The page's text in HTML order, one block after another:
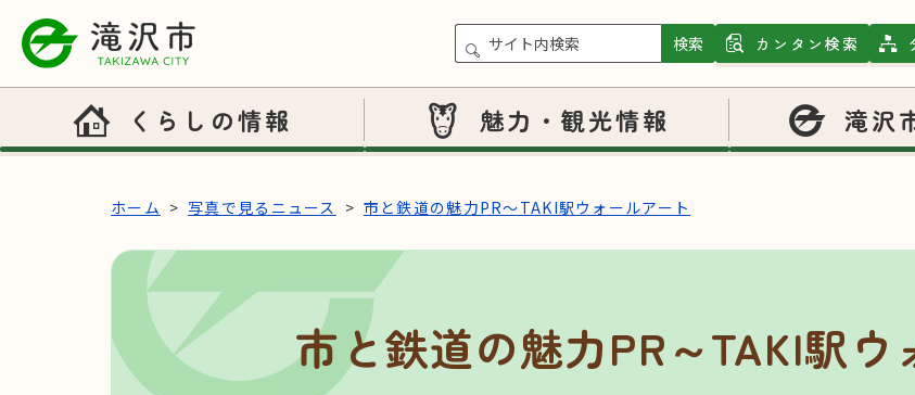
本文へスキップ
検索 カンタン検索
くらしの情報 魅力・観光情報 滝沢
ホーム 写真で見るニュース 市と鉄道の魅力PR～TAKI駅ウォールアート
市と鉄道の魅力PR～TAKI駅